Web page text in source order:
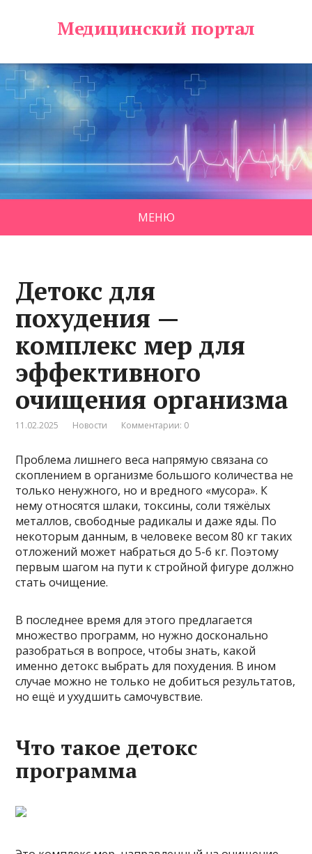
Медицинский портал
МЕНЮ
Детокс для
похудения —
комплекс мер для
эффективного
очищения организма
11.02.2025 Новости Комментарии: 0
Проблема лишнего веса напрямую связана со
скоплением в организме большого количества не
только ненужного, но и вредного «мусора». К
нему относятся шлаки, токсины, соли тяжёлых
металлов, свободные радикалы и даже яды. По
некоторым данным, в человеке весом 80 кг таких
отложений может набраться до 5-6 кг. Поэтому
первым шагом на пути к стройной фигуре должно
стать очищение.
В последнее время для этого предлагается
множество программ, но нужно досконально
разобраться в вопросе, чтобы знать, какой
именно детокс выбрать для похудения. В ином
случае можно не только не добиться результатов,
но ещё и ухудшить самочувствие.
Что такое детокс
программа